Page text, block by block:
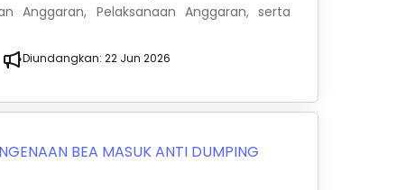
Anggaran, Pelaksanaan Anggaran, serta
Diundangkan:22 Jun 2026
BEA MASUK ANTI DUMPING